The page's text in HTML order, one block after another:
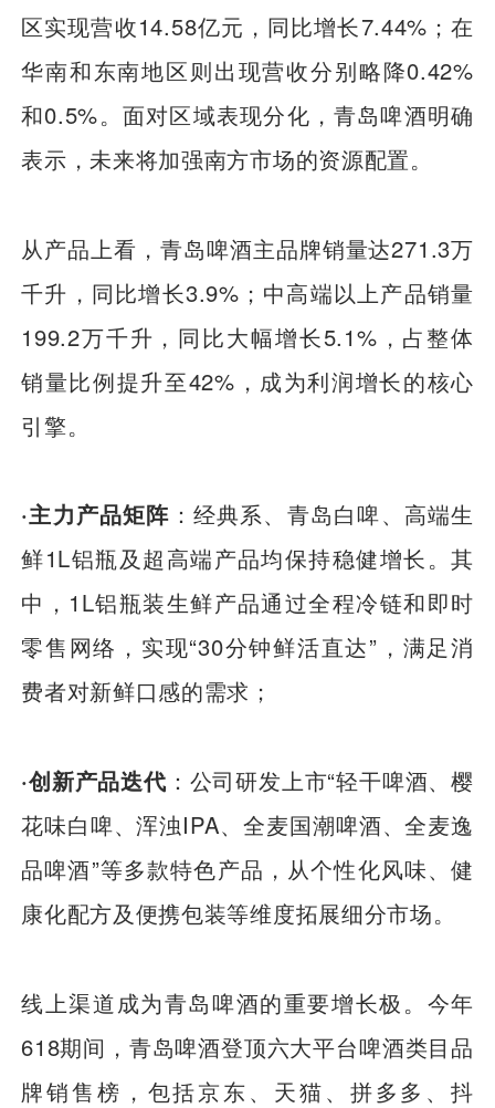
区实现营收14.58亿元，同比增长7.44%；在
华南和东南地区则出现营收分别略降0.42%
和0.5%。面对区域表现分化，青岛啤酒明确
表示，未来将加强南方市场的资源配置。
从产品上看，青岛啤酒主品牌销量达271.3万
千升，同比增长3.9%；中高端以上产品销量
199.2万千升，同比大幅增长5.1%，占整体
销量比例提升至42%，成为利润增长的核心
引擎。
·主力产品矩阵 ：经典系、青岛白啤、高端生
鲜1L铝瓶及超高端产品均保持稳健增长。其
中，1L铝瓶装生鲜产品通过全程冷链和即时
零售网络，实现“30分钟鲜活直达”，满足消
费者对新鲜口感的需求；
·创新产品迭代 ：公司研发上市“轻干啤酒、樱
花味白啤、浑浊IPA、全麦国潮啤酒、全麦逸
品啤酒”等多款特色产品，从个性化风味、健
康化配方及便携包装等维度拓展细分市场。
线上渠道成为青岛啤酒的重要增长极。今年
618期间，青岛啤酒登顶六大平台啤酒类目品
牌销售榜，包括京东、天猫、拼多多、抖